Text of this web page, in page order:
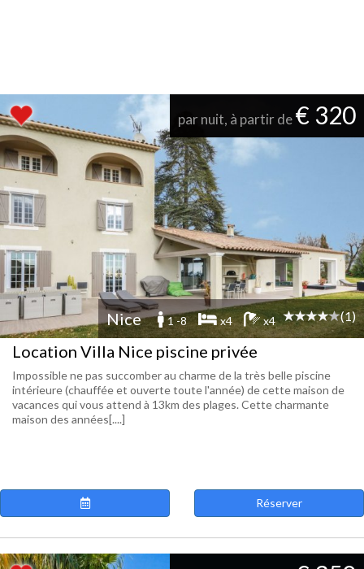
par nuit, à partir de€ 320
Nice 1 -8 x4 x4 (1)
Location Villa Nice piscine privée
Impossible ne pas succomber au charme de la très belle piscine
intérieure (chauffée et ouverte toute l'année) de cette maison de
vacances qui vous attend à 13km des plages. Cette charmante
maison des années[....]
Réserver